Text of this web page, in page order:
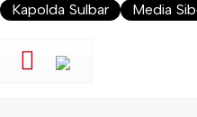
Kapolda Sulbar Media